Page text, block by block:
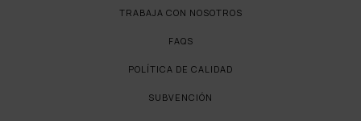
TRABAJA CON NOSOTROS
FAQS
POLÍTICA DE CALIDAD
SUBVENCIÓN